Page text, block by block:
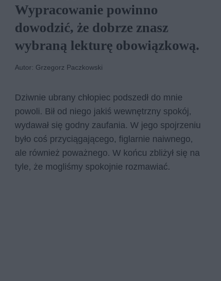
Wypracowanie powinno
dowodzić, że dobrze znasz
wybraną lekturę obowiązkową.
Autor: Grzegorz Paczkowski
Dziwnie ubrany chłopiec podszedł do mnie
powoli. Bił od niego jakiś wewnętrzny spokój,
wydawał się godny zaufania. W jego spojrzeniu
było coś przyciągającego, figlarnie naiwnego,
ale również poważnego. W końcu zbliżył się na
tyle, że mogliśmy spokojnie rozmawiać.